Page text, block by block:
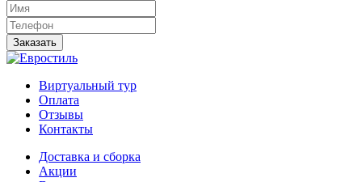
Заказать
Виртуальный тур
Оплата
Отзывы
Контакты
Доставка и сборка
Акции